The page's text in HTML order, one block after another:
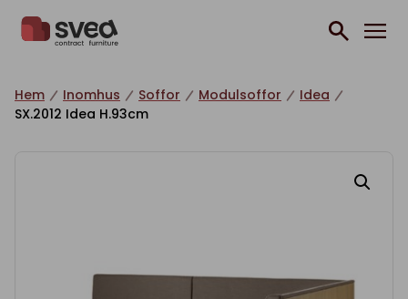
Hem Inomhus Soffor Modulsoffor
Idea
SX.2012 Idea H.93cm